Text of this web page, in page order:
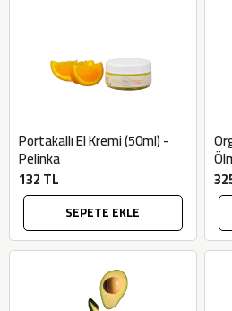
Portakallı El Kremi (50ml) -
Pelinka
132 TL
SEPETE EKLE